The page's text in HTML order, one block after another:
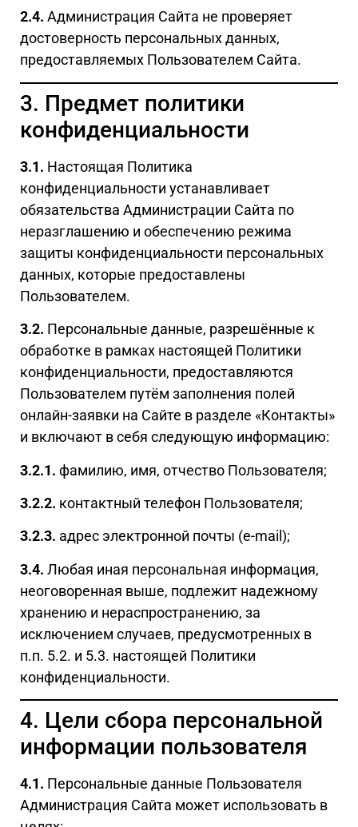
2.4. Администрация Сайта не проверяет
достоверность персональных данных,
предоставляемых Пользователем Сайта.
3. Предмет политики
конфиденциальности
3.1. Настоящая Политика
конфиденциальности устанавливает
обязательства Администрации Сайта по
неразглашению и обеспечению режима
защиты конфиденциальности персональных
данных, которые предоставлены
Пользователем.
3.2. Персональные данные, разрешённые к
обработке в рамках настоящей Политики
конфиденциальности, предоставляются
Пользователем путём заполнения полей
онлайн-заявки на Сайте в разделе «Контакты»
и включают в себя следующую информацию:
3.2.1. фамилию, имя, отчество Пользователя;
3.2.2. контактный телефон Пользователя;
3.2.3. адрес электронной почты (e-mail);
3.4. Любая иная персональная информация,
неоговоренная выше, подлежит надежному
хранению и нераспространению, за
исключением случаев, предусмотренных в
п.п. 5.2. и 5.3. настоящей Политики
конфиденциальности.
4. Цели сбора персональной
информации пользователя
4.1. Персональные данные Пользователя
Администрация Сайта может использовать в